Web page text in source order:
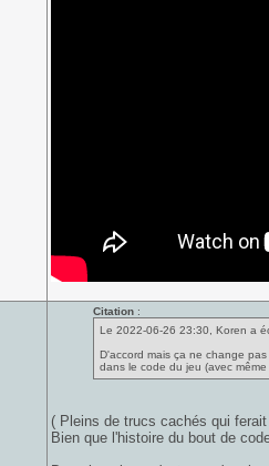
Citation:
Le 2022-06-26 23:30, Koren a
D'accord mais ça ne change
dans le code du jeu (avec même
( Pleins de trucs cachés qui
Bien que l'histoire du bout de